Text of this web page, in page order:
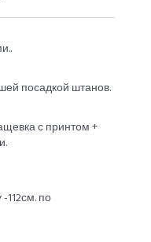
посадкой штанов.
с принтом +
по